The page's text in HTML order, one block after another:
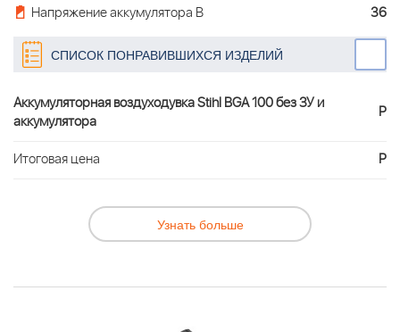
Напряжение аккумулятора В
36
СПИСОК ПОНРАВИВШИХСЯ ИЗДЕЛИЙ
Аккумуляторная воздуходувка Stihl BGA 100 без ЗУ и
аккумулятора
Р
Итоговая цена Р
Узнать больше